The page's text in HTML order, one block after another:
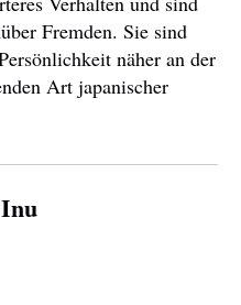
Fremden. Sie sind
näher an der
Art japanischer